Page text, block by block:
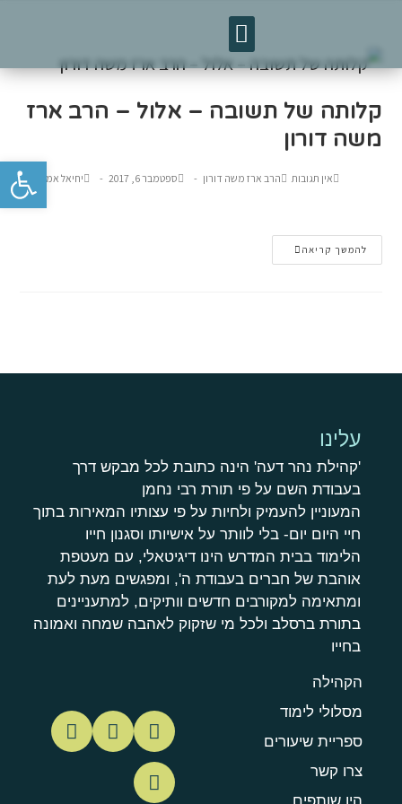
פתח סרגל נגישות
קלותה של תשובה – אלול – הרב ארז
משה דורון
יחיאל אמיתי ספטמבר 6, 2017 הרב ארז משה דורון אין תגובות
להמשך קריאה
עלינו
'קהילת נהר דעה' הינה כתובת לכל מבקש דרך
בעבודת השם על פי תורת רבי נחמן
המעוניין להעמיק ולחיות על פי עצותיו המאירות בתוך
חיי היום יום- בלי לוותר על אישיותו וסגנון חייו
הלימוד בבית המדרש הינו דיגיטאלי, עם מעטפת
אוהבת של חברים בעבודת ה', ומפגשים מעת לעת
ומתאימה למקורבים חדשים וותיקים, למתעניינים
בתורת ברסלב ולכל מי שזקוק לאהבה שמחה ואמונה
בחייו
הקהילה
מסלולי לימוד
ספריית שיעורים
צרו קשר